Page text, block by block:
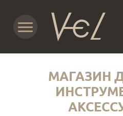
МАГАЗИН